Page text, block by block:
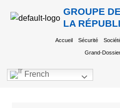
GROUPE
LA
Accueil Sécurité
Grand-
French